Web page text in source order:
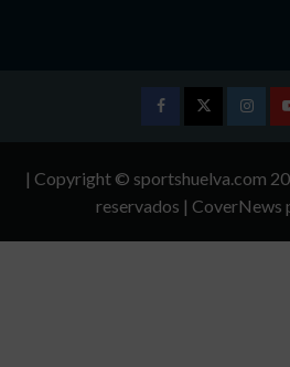
| Copyright © sportshuelva.com
reservados | CoverNews